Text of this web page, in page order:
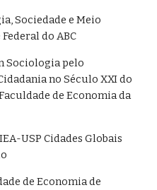
Sociedade e Meio
do ABC
Sociologia pelo
no Século XXI do
de Economia da
USP Cidades Globais
de Economia de